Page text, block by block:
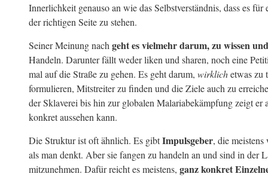
Innerlichkeit genauso an wie das Selbstverständnis, dass es
der richtigen Seite zu stehen.
Seiner Meinung nachgeht es vielmehr darum, zu wissen
Handeln. Darunter fällt weder liken und sharen, noch eine
mal auf die Straße zu gehen. Es geht darum, wirklichetwas zu
formulieren, Mitstreiter zu finden und die Ziele auch zu
der Sklaverei bis hin zur globalen Malariabekämpfung zeigt er
konkret aussehen kann.
Die Struktur ist oft ähnlich. Es gibtImpulsgeber, die
als man denkt. Aber sie fangen zu handeln an und sind in der
mitzunehmen. Dafür reicht es meistens, ganz konkret